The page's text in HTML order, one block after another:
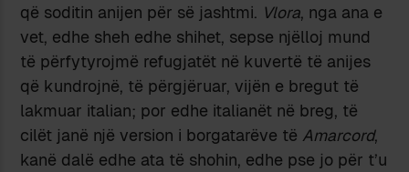
që soditin anijen për së jashtmi. Vlora, nga ana e
vet, edhe sheh edhe shihet, sepse njëlloj mund
të përfytyrojmë refugjatët në kuvertë të anijes
që kundrojnë, të përgjëruar, vijën e bregut të
lakmuar italian; por edhe italianët në breg, të
cilët janë një version i borgatarëve të Amarcord,
kanë dalë edhe ata të shohin, edhe pse jo për t’u